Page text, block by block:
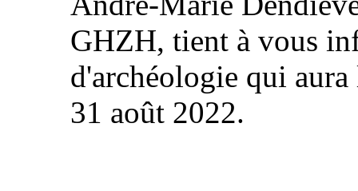
GHZH, tient à vous
d'archéologie qui
31 août 2022.